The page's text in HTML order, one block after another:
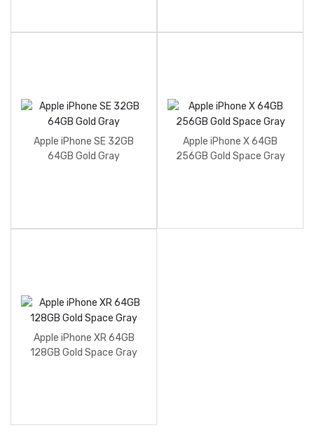
Apple iPhone SE 32GB
64GB Gold Gray
Apple iPhone X 64GB
256GB Gold Space Gray
Apple iPhone XR 64GB
128GB Gold Space Gray